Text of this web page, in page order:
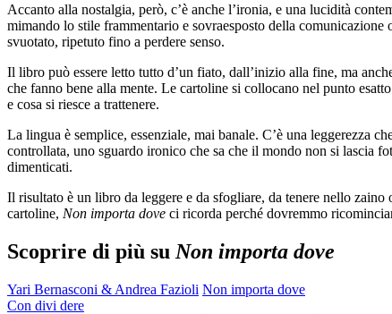
Accanto alla nostalgia, però, c’è anche l’ironia, e una lucidità
mimando lo stile frammentario e sovraesposto della
svuotato, ripetuto fino a perdere senso.
Il libro può essere letto tutto d’un fiato, dall’inizio alla fine, ma
che fanno bene alla mente. Le cartoline si collocano nel punto
e cosa si riesce a trattenere.
La lingua è semplice, essenziale, mai banale. C’è una leggerezza
controllata, uno sguardo ironico che sa che il mondo non si lascia
dimenticati.
Il risultato è un libro da leggere e da sfogliare, da tenere nello
cartoline, Non importa dove ci ricorda perché dovremmo
Scoprire di più su Non importa dove
Yari Bernasconi & Andrea Fazioli Non importa dove
Con divi dere